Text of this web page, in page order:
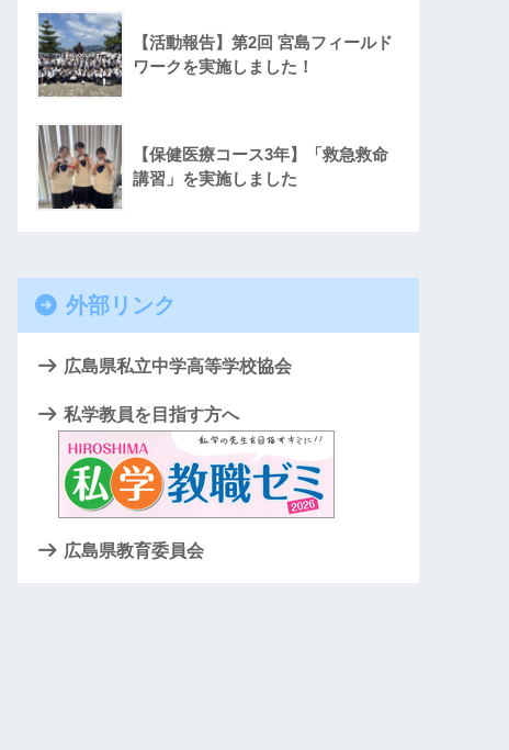
【活動報告】第2回 宮島フィールド
ワークを実施しました！
【保健医療コース3年】「救急救命
講習」を実施しました
外部リンク
広島県私立中学高等学校協会
私学教員を目指す方へ
広島県教育委員会